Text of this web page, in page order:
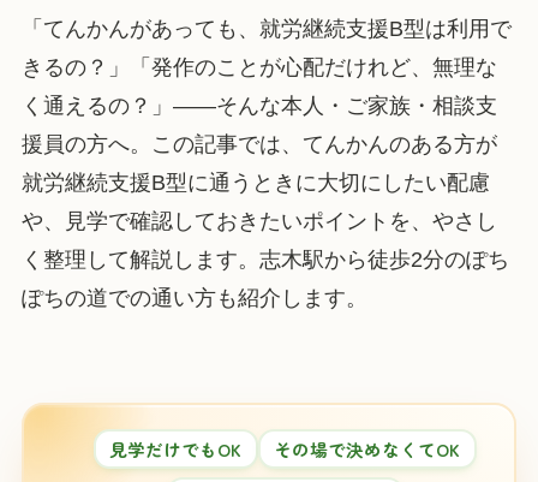
「てんかんがあっても、就労継続支援B型は利用で
きるの？」「発作のことが心配だけれど、無理な
く通えるの？」——そんな本人・ご家族・相談支
援員の方へ。この記事では、てんかんのある方が
就労継続支援B型に通うときに大切にしたい配慮
や、見学で確認しておきたいポイントを、やさし
く整理して解説します。志木駅から徒歩2分のぽち
ぽちの道での通い方も紹介します。
見学だけでもOK
その場で決めなくてOK